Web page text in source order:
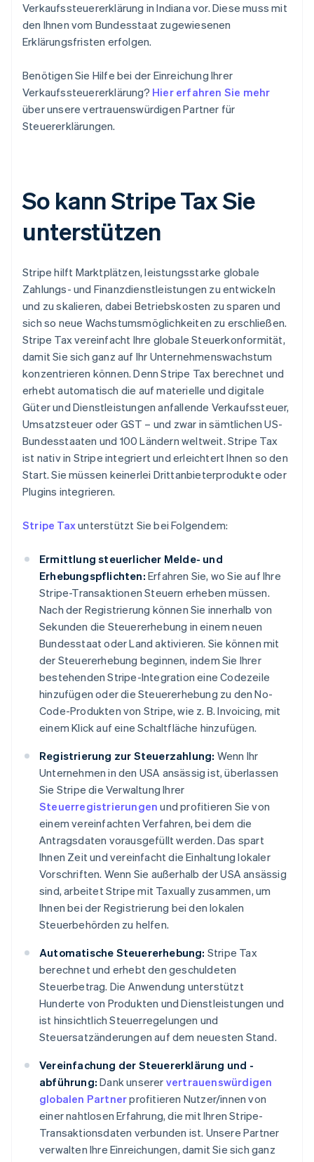
Verkaufssteuererklärung in Indiana vor. Diese muss mit
den Ihnen vom Bundesstaat zugewiesenen
Erklärungsfristen erfolgen.
Benötigen Sie Hilfe bei der Einreichung Ihrer
Verkaufssteuererklärung? Hier erfahren Sie mehr
über unsere vertrauenswürdigen Partner für
Steuererklärungen.
So kann Stripe Tax Sie
unterstützen
Stripe hilft Marktplätzen, leistungsstarke globale
Zahlungs- und Finanzdienstleistungen zu entwickeln
und zu skalieren, dabei Betriebskosten zu sparen und
sich so neue Wachstumsmöglichkeiten zu erschließen.
Stripe Tax vereinfacht Ihre globale Steuerkonformität,
damit Sie sich ganz auf Ihr Unternehmenswachstum
konzentrieren können. Denn Stripe Tax berechnet und
erhebt automatisch die auf materielle und digitale
Güter und Dienstleistungen anfallende Verkaufssteuer,
Umsatzsteuer oder GST – und zwar in sämtlichen US-
Bundesstaaten und 100 Ländern weltweit. Stripe Tax
ist nativ in Stripe integriert und erleichtert Ihnen so den
Start. Sie müssen keinerlei Drittanbieterprodukte oder
Plugins integrieren.
Stripe Taxunterstützt Sie bei Folgendem:
Ermittlung steuerlicher Melde- und
Erhebungspflichten: Erfahren Sie, wo Sie auf Ihre
Stripe-Transaktionen Steuern erheben müssen.
Nach der Registrierung können Sie innerhalb von
Sekunden die Steuererhebung in einem neuen
Bundesstaat oder Land aktivieren. Sie können mit
der Steuererhebung beginnen, indem Sie Ihrer
bestehenden Stripe-Integration eine Codezeile
hinzufügen oder die Steuererhebung zu den No-
Code-Produkten von Stripe, wie z. B. Invoicing, mit
einem Klick auf eine Schaltfläche hinzufügen.
Registrierung zur Steuerzahlung: Wenn Ihr
Unternehmen in den USA ansässig ist, überlassen
Sie Stripe die Verwaltung Ihrer
Steuerregistrierungen und profitieren Sie von
einem vereinfachten Verfahren, bei dem die
Antragsdaten vorausgefüllt werden. Das spart
Ihnen Zeit und vereinfacht die Einhaltung lokaler
Vorschriften. Wenn Sie außerhalb der USA ansässig
sind, arbeitet Stripe mit Taxually zusammen, um
Ihnen bei der Registrierung bei den lokalen
Steuerbehörden zu helfen.
Automatische Steuererhebung: Stripe Tax
berechnet und erhebt den geschuldeten
Steuerbetrag. Die Anwendung unterstützt
Hunderte von Produkten und Dienstleistungen und
ist hinsichtlich Steuerregelungen und
Steuersatzänderungen auf dem neuesten Stand.
Vereinfachung der Steuererklärung und -
abführung: Dank unserer vertrauenswürdigen
globalen Partnerprofitieren Nutzer/innen von
einer nahtlosen Erfahrung, die mit Ihren Stripe-
Transaktionsdaten verbunden ist. Unsere Partner
verwalten Ihre Einreichungen, damit Sie sich ganz
Australien
Belgien
NederlandsFrançaisDeutschEnglish
Brasilien
PortuguêsEnglish
Bulgarien
Dänemark
Deutschland
DeutschEnglish
Estland
English
Festlandchina